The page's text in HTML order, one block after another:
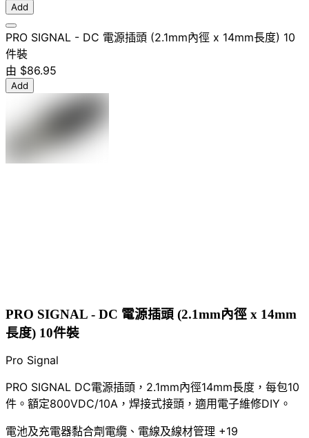
Add
PRO SIGNAL - DC 電源插頭 (2.1mm內徑 x 14mm長度) 10
件裝
由 $86.95
Add
PRO SIGNAL - DC 電源插頭 (2.1mm內徑 x 14mm
長度) 10件裝
Pro Signal
PRO SIGNAL DC電源插頭，2.1mm內徑14mm長度，每包10
件。額定800VDC/10A，焊接式接頭，適用電子維修DIY。
電池及充電器黏合劑 電纜、電線及線材管理 +19